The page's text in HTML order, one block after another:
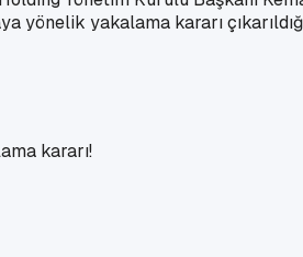
yönelik yakalama kararı